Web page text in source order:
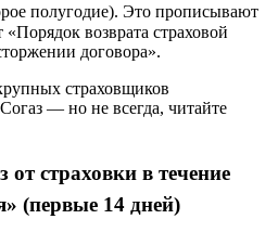
полугодие). Это прописывают
возврата страховой
договора».
страховщиков
— но не всегда, читайте
страховки в течение
(первые 14 дней)